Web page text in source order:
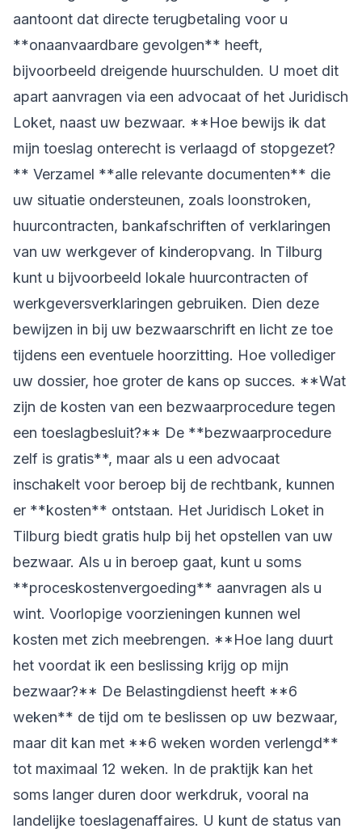
aantoont dat directe terugbetaling voor u
**onaanvaardbare gevolgen** heeft,
bijvoorbeeld dreigende huurschulden. U moet dit
apart aanvragen via een advocaat of het Juridisch
Loket, naast uw bezwaar. **Hoe bewijs ik dat
mijn toeslag onterecht is verlaagd of stopgezet?
** Verzamel **alle relevante documenten** die
uw situatie ondersteunen, zoals loonstroken,
huurcontracten, bankafschriften of verklaringen
van uw werkgever of kinderopvang. In Tilburg
kunt u bijvoorbeeld lokale huurcontracten of
werkgeversverklaringen gebruiken. Dien deze
bewijzen in bij uw bezwaarschrift en licht ze toe
tijdens een eventuele hoorzitting. Hoe vollediger
uw dossier, hoe groter de kans op succes. **Wat
zijn de kosten van een bezwaarprocedure tegen
een toeslagbesluit?** De **bezwaarprocedure
zelf is gratis**, maar als u een advocaat
inschakelt voor beroep bij de rechtbank, kunnen
er **kosten** ontstaan. Het Juridisch Loket in
Tilburg biedt gratis hulp bij het opstellen van uw
bezwaar. Als u in beroep gaat, kunt u soms
**proceskostenvergoeding** aanvragen als u
wint. Voorlopige voorzieningen kunnen wel
kosten met zich meebrengen. **Hoe lang duurt
het voordat ik een beslissing krijg op mijn
bezwaar?** De Belastingdienst heeft **6
weken** de tijd om te beslissen op uw bezwaar,
maar dit kan met **6 weken worden verlengd**
tot maximaal 12 weken. In de praktijk kan het
soms langer duren door werkdruk, vooral na
landelijke toeslagenaffaires. U kunt de status van